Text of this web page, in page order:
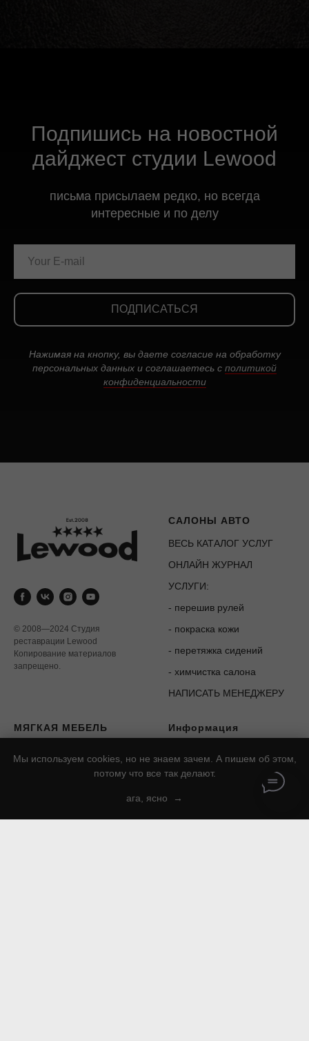
Подпишись на новостной
дайджест студии Lewood
письма присылаем редко, но всегда
интересные и по делу
ПОДПИСАТЬСЯ
Нажимая на кнопку, вы даете согласие на обработку
персональных данных и соглашаетесь c политикой
конфиденциальности
© 2008—2024 Студия
реставрации Lewood
Копирование материалов
запрещено.
САЛОНЫ АВТО
ВЕСЬ КАТАЛОГ УСЛУГ
ОНЛАЙН ЖУРНАЛ
УСЛУГИ:
- перешив рулей
- покраска кожи
- перетяжка сидений
- химчистка салона
НАПИСАТЬ МЕНЕДЖЕРУ
МЯГКАЯ МЕБЕЛЬ
ОНЛАЙН ЖУРНАЛ
Информация
Вакансии
Мы используем cookies, но не знаем зачем. А пишем об этом,
потому что все так делают.
ага, ясно